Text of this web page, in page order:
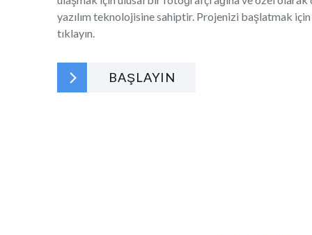
yazılım teknolojisine sahiptir. Projenizi başlatmak için
tıklayın.
BAŞLAYIN